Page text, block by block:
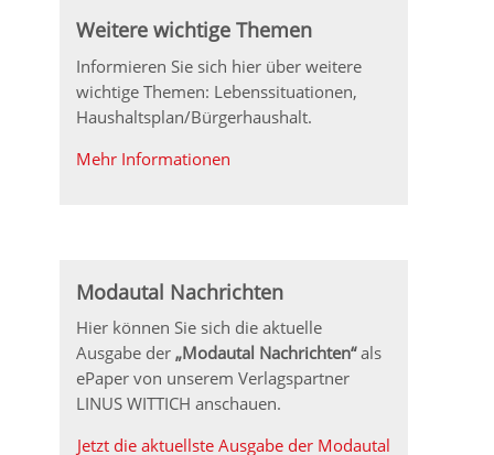
Weitere wichtige Themen
Informieren Sie sich hier über weitere
wichtige Themen: Lebenssituationen,
Haushaltsplan/Bürgerhaushalt.
Mehr Informationen
Modautal Nachrichten
Hier können Sie sich die aktuelle
Ausgabe der „Modautal Nachrichten“als
ePaper von unserem Verlagspartner
LINUS WITTICH anschauen.
Jetzt die aktuellste Ausgabe der Modautal